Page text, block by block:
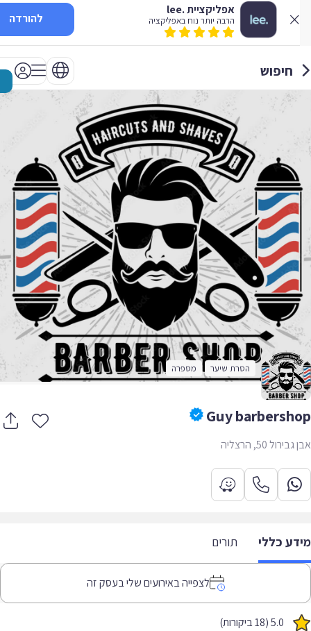
אפליקציית .lee
הרבה יותר נוח באפליקציה להורדה
חיפוש
הסרת שיער מספרה
Guy
50, הרצליה
כללי תורים
לצפייה באירועים שלי בעסק זה
5.0 (18 ביקורות)